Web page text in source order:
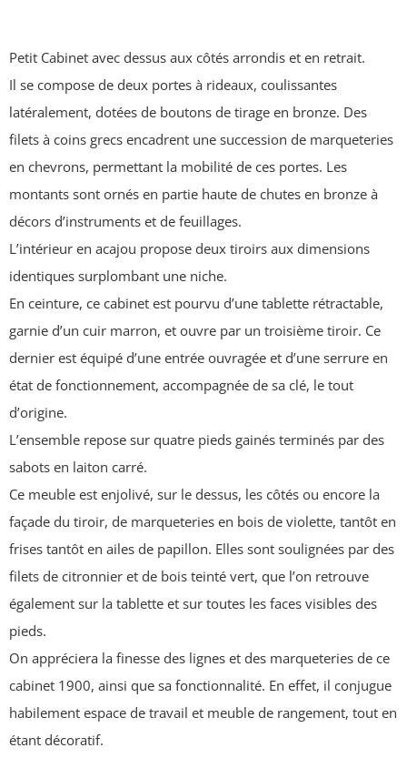
Petit Cabinet avec dessus aux côtés arrondis et en retrait.
Il se compose de deux portes à rideaux, coulissantes
latéralement, dotées de boutons de tirage en bronze. Des
filets à coins grecs encadrent une succession de marqueteries
en chevrons, permettant la mobilité de ces portes. Les
montants sont ornés en partie haute de chutes en bronze à
décors d’instruments et de feuillages.
L’intérieur en acajou propose deux tiroirs aux dimensions
identiques surplombant une niche.
En ceinture, ce cabinet est pourvu d’une tablette rétractable,
garnie d’un cuir marron, et ouvre par un troisième tiroir. Ce
dernier est équipé d’une entrée ouvragée et d’une serrure en
état de fonctionnement, accompagnée de sa clé, le tout
d’origine.
L’ensemble repose sur quatre pieds gainés terminés par des
sabots en laiton carré.
Ce meuble est enjolivé, sur le dessus, les côtés ou encore la
façade du tiroir, de marqueteries en bois de violette, tantôt en
frises tantôt en ailes de papillon. Elles sont soulignées par des
filets de citronnier et de bois teinté vert, que l’on retrouve
également sur la tablette et sur toutes les faces visibles des
pieds.
On appréciera la finesse des lignes et des marqueteries de ce
cabinet 1900, ainsi que sa fonctionnalité. En effet, il conjugue
habilement espace de travail et meuble de rangement, tout en
étant décoratif.